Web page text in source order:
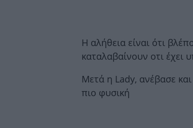
Η αλήθεια είναι ότι
καταλαβαίνουν οτι έχει
Μετά η Lady, ανέβασε
πιο φυσική